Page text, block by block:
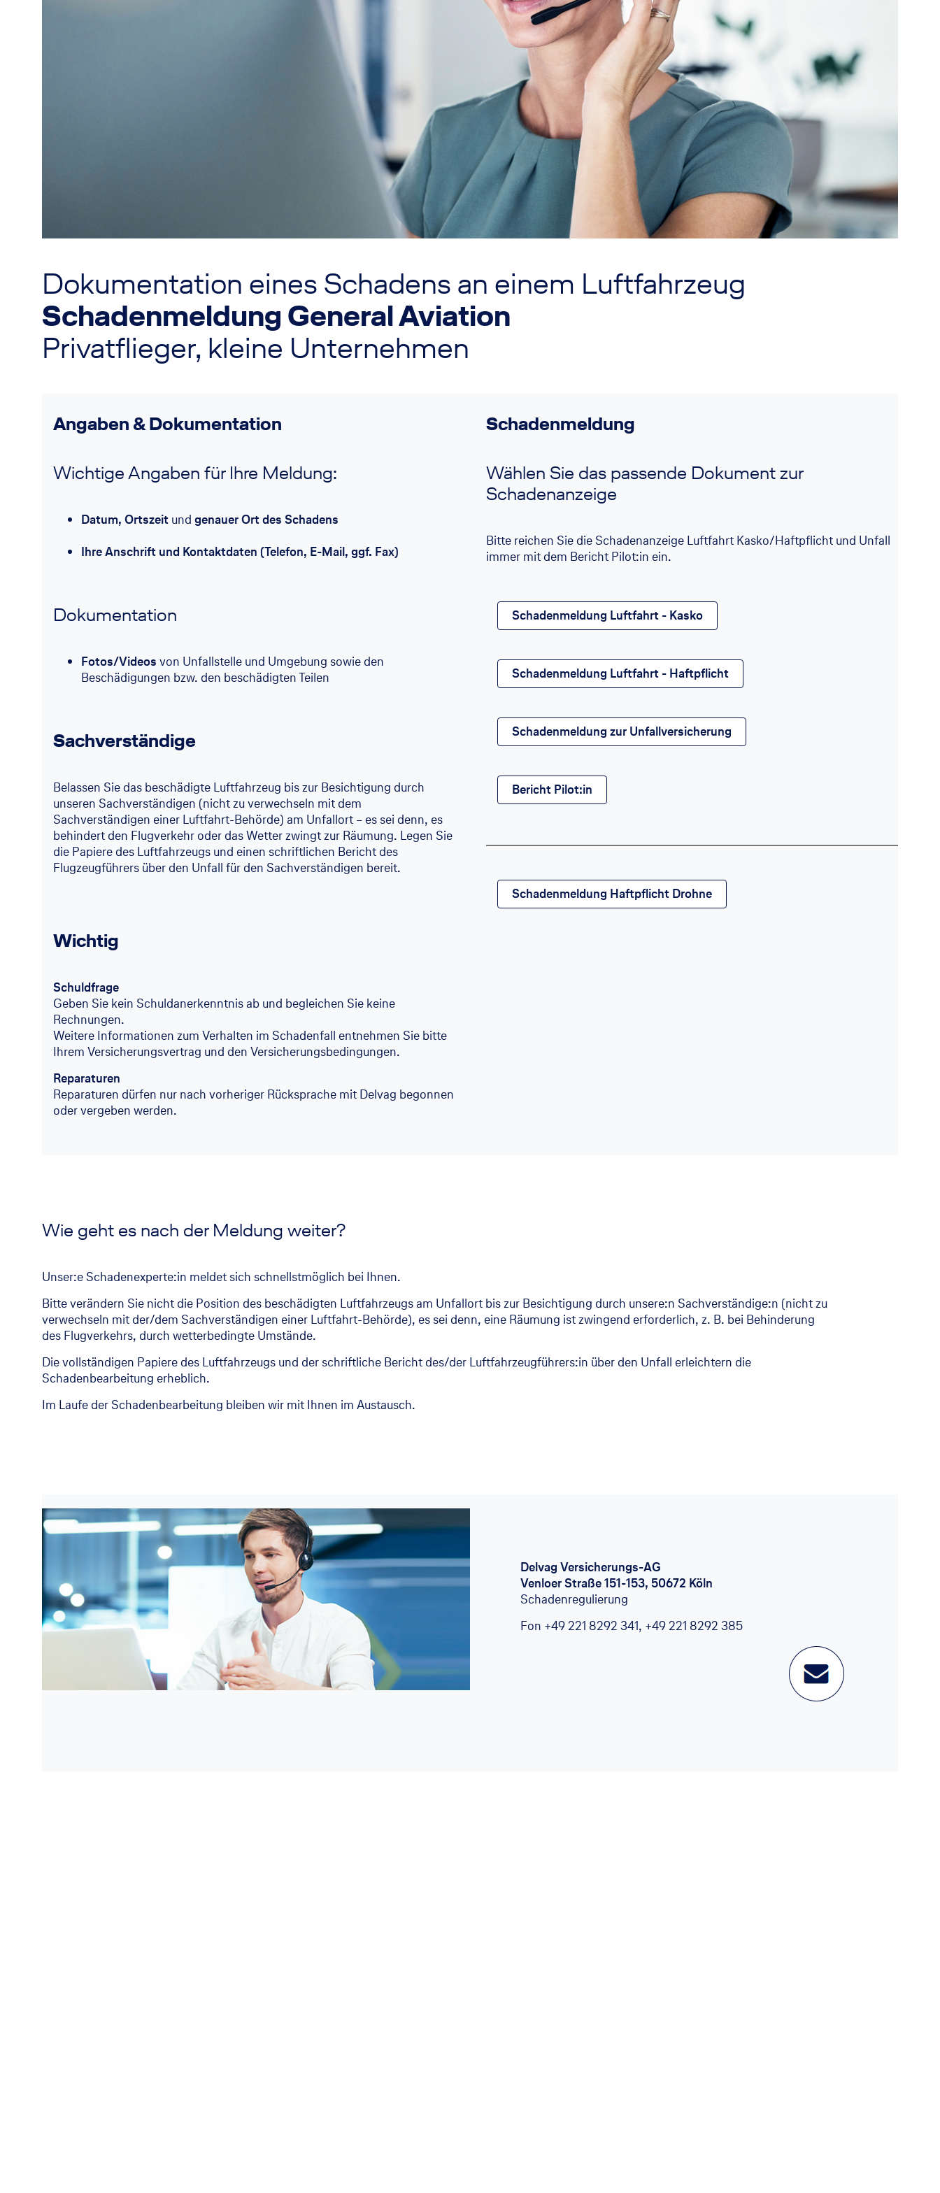
100 Jahre Delvag
2024 Wir feiern Jubiläum
Dokumentation eines Schadens an einem Luftfahrzeug
Schadenmeldung General Aviation
Privatflieger, kleine Unternehmen
Angaben & Dokumentation
Wichtige Angaben für Ihre Meldung:
Datum, Ortszeit und genauer Ort des Schadens
Ihre Anschrift und Kontaktdaten (Telefon, E-Mail, ggf. Fax)
Dokumentation
Fotos/Videos von Unfallstelle und Umgebung sowie den
Beschädigungen bzw. den beschädigten Teilen
Sachverständige
Belassen Sie das beschädigte Luftfahrzeug bis zur Besichtigung durch
unseren Sachverständigen (nicht zu verwechseln mit dem
Sachverständigen einer Luftfahrt-Behörde) am Unfallort – es sei denn, es
behindert den Flugverkehr oder das Wetter zwingt zur Räumung. Legen Sie
die Papiere des Luftfahrzeugs und einen schriftlichen Bericht des
Flugzeugführers über den Unfall für den Sachverständigen bereit.
Wichtig
Schuldfrage
Geben Sie kein Schuldanerkenntnis ab und begleichen Sie keine
Rechnungen.
Weitere Informationen zum Verhalten im Schadenfall entnehmen Sie bitte
Ihrem Versicherungsvertrag und den Versicherungsbedingungen.
Reparaturen
Reparaturen dürfen nur nach vorheriger Rücksprache mit Delvag begonnen
oder vergeben werden.
Schadenmeldung
Wählen Sie das passende Dokument zur
Schadenanzeige
Bitte reichen Sie die Schadenanzeige Luftfahrt Kasko/Haftpflicht und Unfall
immer mit dem Bericht Pilot:in ein.
Schadenmeldung Luftfahrt - Kasko
Schadenmeldung Luftfahrt - Haftpflicht
Schadenmeldung zur Unfallversicherung
Bericht Pilot:in
Schadenmeldung Haftpflicht Drohne
Wie geht es nach der Meldung weiter?
Unser:e Schadenexperte:in meldet sich schnellstmöglich bei Ihnen.
Bitte verändern Sie nicht die Position des beschädigten Luftfahrzeugs am Unfallort bis zur Besichtigung durch unsere:n Sachverständige:n (nicht zu
verwechseln mit der/dem Sachverständigen einer Luftfahrt-Behörde), es sei denn, eine Räumung ist zwingend erforderlich, z. B. bei Behinderung
des Flugverkehrs, durch wetterbedingte Umstände.
Die vollständigen Papiere des Luftfahrzeugs und der schriftliche Bericht des/der Luftfahrzeugführers:in über den Unfall erleichtern die
Schadenbearbeitung erheblich.
Im Laufe der Schadenbearbeitung bleiben wir mit Ihnen im Austausch.
Delvag Versicherungs-AG
Venloer Straße 151-153, 50672 Köln
Schadenregulierung
Fon +49 221 8292 341, +49 221 8292 385